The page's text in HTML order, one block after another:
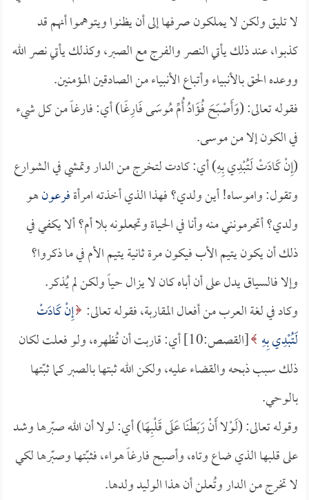
لا تليق ولكن لا يملكون صرفها إلى أن يظنوا ويتوهموا أنهم قد
كذبوا، عند ذلك يأتي النصر والفرج مع الصبر، وكذلك يأتي نصر الله
ووعده الحق بالأنبياء وأتباع الأنبياء من الصادقين المؤمنين.
فقوله تعالى: (وَأَصْبَحَ فُؤَادُ أُمِّ مُوسَى فَارِغًا) أي: فارغاً من كل شيء
في الكون إلا من موسى.
(إِنْ كَادَتْ لَتُبْدِي بِهِ) أي: كادت لتخرج من الدار وتمشي في الشوارع
وتقول: واموساه! أين ولدي؟ فهذا الذي أخذته امرأةفرعونهو
ولدي؟ أتحرمونني منه وأنا في الحياة وتجعلونه بلا أم؟ ألا يكفي في
ذلك أن يكون يتيم الأب فيكون مرة ثانية يتيم الأم في ما ذكروا؟
وإلا فالسياق يدل على أن أباه كان لا يزال حياً ولكن لم يُذكر.
وكاد في لغة العرب من أفعال المقاربة، فقوله تعالى: إِنْ كَادَتْ
لَتُبْدِي بِهِ
[القصص:10] أي: قاربت أن تُظهره، ولو فعلت لكان
ذلك سبب ذبحه والقضاء عليه، ولكن الله ثبتها بالصبر كما ثبّتها
بالوحي.
وقوله تعالى: (لَوْلا أَنْ رَبَطْنَا عَلَى قَلْبِهَا) أي: لولا أن الله صبّرها وشد
على قلبها الذي ضاع وتاه، وأصبح فارغاً هواء، فثبّتها وصبّرها لكي
لا تخرج من الدار وتُعلن أن هذا الوليد ولدها.